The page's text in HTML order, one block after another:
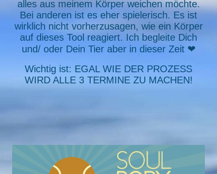
alles aus meinem Körper weichen möchte.
Bei anderen ist es eher spielerisch. Es ist
wirklich nicht vorherzusagen, wie ein Körper
auf dieses Tool reagiert. Ich begleite Dich
und/ oder Dein Tier aber in dieser Zeit ❤
Wichtig ist: EGAL WIE DER PROZESS
WIRD ALLE 3 TERMINE ZU MACHEN!